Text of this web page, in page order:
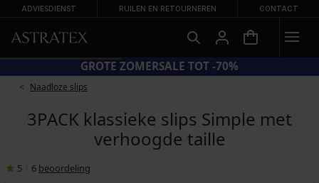
ADVIESDIENST RUILEN EN RETOURNEREN CONTACT
GROTE ZOMERSALE TOT -70%
Naadloze slips
3PACK klassieke slips Simple met
verhoogde taille
5 6 beoordeling